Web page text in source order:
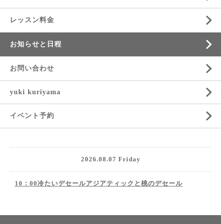
レッスン料金
お知らせと日程
お問い合わせ
yuki kuriyama
イベント予約
2026.08.07 Friday
10：00冷たいデセールアジアティックと桃のデセール